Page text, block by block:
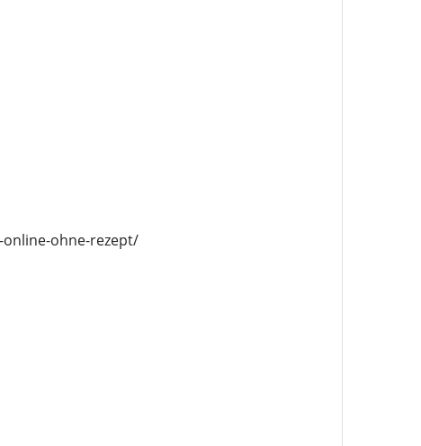
ohne-rezept/